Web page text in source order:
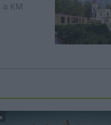
KM